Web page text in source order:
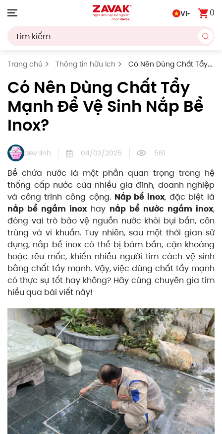
VI 0
Trang chủ Thông tin hữu ích
Có Nên Dùng Chất Tẩy
Có Nên Dùng Chất Tẩy
Mạnh Để Vệ Sinh Nắp Bể
Inox?
dev linh 04/03/2025 561
Bể chứa nước là một phần quan trọng trong hệ
thống cấp nước của nhiều gia đình, doanh nghiệp
và công trình công cộng. Nắp bể inox, đặc biệt là
nắp bể ngầm inox hay nắp bể nước ngầm inox,
đóng vai trò bảo vệ nguồn nước khỏi bụi bẩn, côn
trùng và vi khuẩn. Tuy nhiên, sau một thời gian sử
dụng, nắp bể inox có thể bị bám bẩn, cặn khoáng
hoặc rêu mốc, khiến nhiều người tìm cách vệ sinh
bằng chất tẩy mạnh. Vậy, việc dùng chất tẩy mạnh
có thực sự tốt hay không? Hãy cùng chuyên gia tìm
hiểu qua bài viết này!